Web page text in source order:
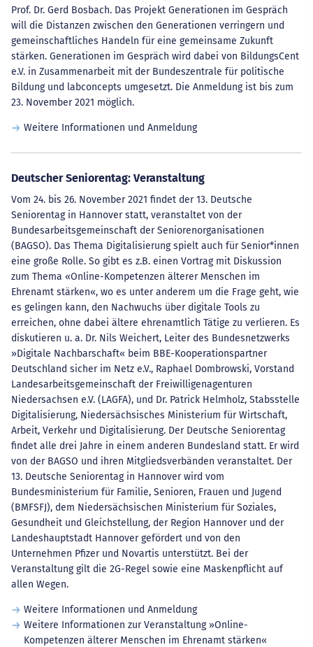
Prof. Dr. Gerd Bosbach. Das Projekt Generationen im Gespräch
will die Distanzen zwischen den Generationen verringern und
gemeinschaftliches Handeln für eine gemeinsame Zukunft
stärken. Generationen im Gespräch wird dabei von BildungsCent
e.V. in Zusammenarbeit mit der Bundeszentrale für politische
Bildung und labconcepts umgesetzt. Die Anmeldung ist bis zum
23. November 2021 möglich.
Weitere Informationen und Anmeldung
Deutscher Seniorentag: Veranstaltung
Vom 24. bis 26. November 2021 findet der 13. Deutsche
Seniorentag in Hannover statt, veranstaltet von der
Bundesarbeitsgemeinschaft der Seniorenorganisationen
(BAGSO). Das Thema Digitalisierung spielt auch für Senior*innen
eine große Rolle. So gibt es z.B. einen Vortrag mit Diskussion
zum Thema «Online-Kompetenzen älterer Menschen im
Ehrenamt stärken«, wo es unter anderem um die Frage geht, wie
es gelingen kann, den Nachwuchs über digitale Tools zu
erreichen, ohne dabei ältere ehrenamtlich Tätige zu verlieren. Es
diskutieren u. a. Dr. Nils Weichert, Leiter des Bundesnetzwerks
»Digitale Nachbarschaft« beim BBE-Kooperationspartner
Deutschland sicher im Netz e.V., Raphael Dombrowski, Vorstand
Landesarbeitsgemeinschaft der Freiwilligenagenturen
Niedersachsen e.V. (LAGFA), und Dr. Patrick Helmholz, Stabsstelle
Digitalisierung, Niedersächsisches Ministerium für Wirtschaft,
Arbeit, Verkehr und Digitalisierung. Der Deutsche Seniorentag
findet alle drei Jahre in einem anderen Bundesland statt. Er wird
von der BAGSO und ihren Mitgliedsverbänden veranstaltet. Der
13. Deutsche Seniorentag in Hannover wird vom
Bundesministerium für Familie, Senioren, Frauen und Jugend
(BMFSFJ), dem Niedersächsischen Ministerium für Soziales,
Gesundheit und Gleichstellung, der Region Hannover und der
Landeshauptstadt Hannover gefördert und von den
Unternehmen Pfizer und Novartis unterstützt. Bei der
Veranstaltung gilt die 2G-Regel sowie eine Maskenpflicht auf
allen Wegen.
Weitere Informationen und Anmeldung
Weitere Informationen zur Veranstaltung »Online-
Kompetenzen älterer Menschen im Ehrenamt stärken«